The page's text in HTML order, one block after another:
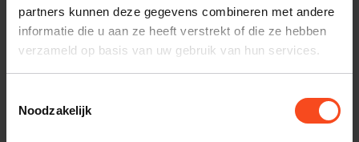
partners kunnen deze gegevens combineren met andere
informatie die u aan ze heeft verstrekt of die ze hebben
verzameld op basis van uw gebruik van hun services.
Noodzakelijk
Gerelateerde producten
Op voorraad